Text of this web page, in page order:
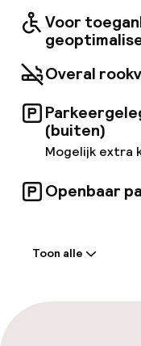
Voor
Overal
(buiten)
Mogelijk extra
Openbaar
Vroeg
Toon alle